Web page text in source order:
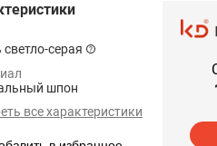
серая
шпон
все характеристики